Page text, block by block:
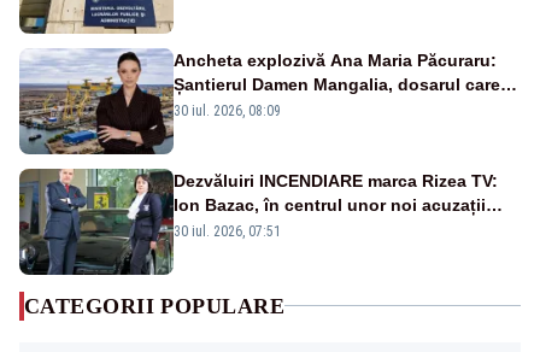
Ancheta explozivă Ana Maria Păcuraru:
Șantierul Damen Mangalia, dosarul care
scufundă apărarea României
30 iul. 2026, 08:09
Dezvăluiri INCENDIARE marca Rizea TV:
Ion Bazac, în centrul unor noi acuzații
publice
30 iul. 2026, 07:51
CATEGORII POPULARE